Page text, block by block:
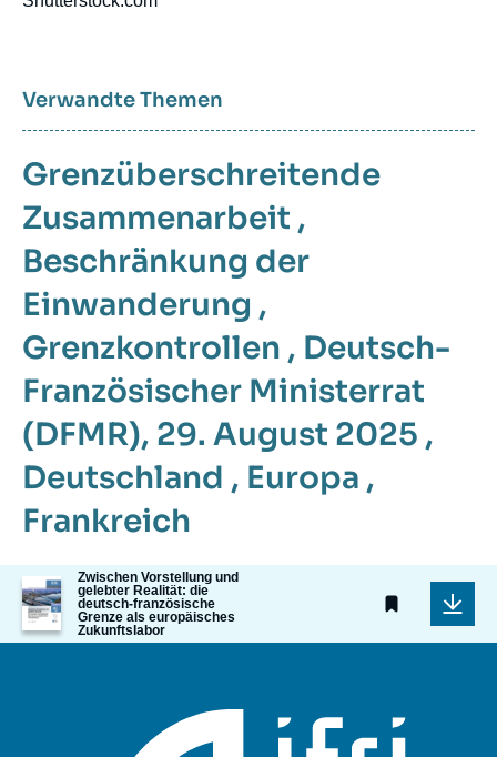
Verwandte Themen
Grenzüberschreitende
Zusammenarbeit ,
Beschränkung der
Einwanderung ,
Grenzkontrollen , Deutsch-
Französischer Ministerrat
(DFMR), 29. August 2025 ,
Deutschland , Europa ,
Frankreich
Image
de
couverture
de
Zwischen Vorstellung und
gelebter Realität: die
deutsch-französische
Grenze als europäisches
Zukunftslabor